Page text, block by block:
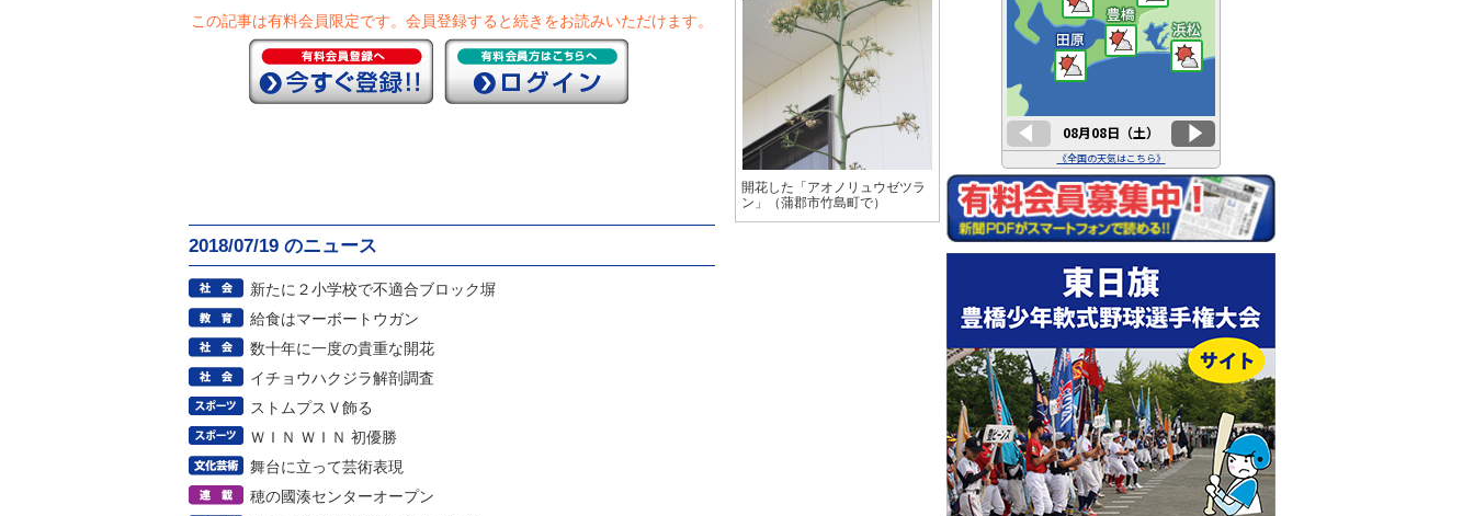
この記事は有料会員限定です。 会員登録すると続きをお読みいただけます。
2018/07/19 のニュース
新たに２小学校で不適合ブロック塀
給食はマーボートウガン
数十年に一度の貴重な開花
イチョウハクジラ解剖調査
ストムプスＶ飾る
ＷＩＮ ＷＩＮ 初優勝
舞台に立って芸術表現
穂の國湊センターオープン
開花した「アオノリュウゼツラ
ン」（蒲郡市竹島町で）